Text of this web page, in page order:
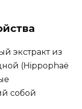
экстракт из
(Hippophaё
собой